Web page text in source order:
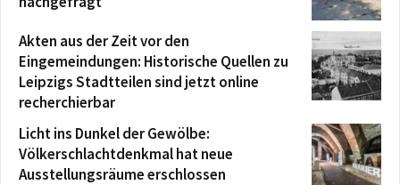
Akten aus der Zeit vor den
Eingemeindungen: Historische Quellen zu
Leipzigs Stadtteilen sind jetzt online
recherchierbar
Licht ins Dunkel der Gewölbe:
Völkerschlachtdenkmal hat neue
Ausstellungsräume erschlossen